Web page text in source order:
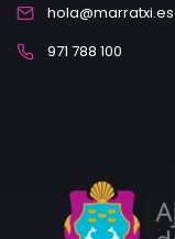
hola@marratxi.es
971 788 100